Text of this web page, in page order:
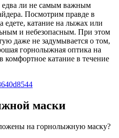
едва ли не самым важным
Посмотрим правде в
едете, катание на лыжах или
и небезопасным. При этом
даже не задумывается о том,
горнолыжная оптика на
комфортное катание в течение
маски
на горнолыжную маску?